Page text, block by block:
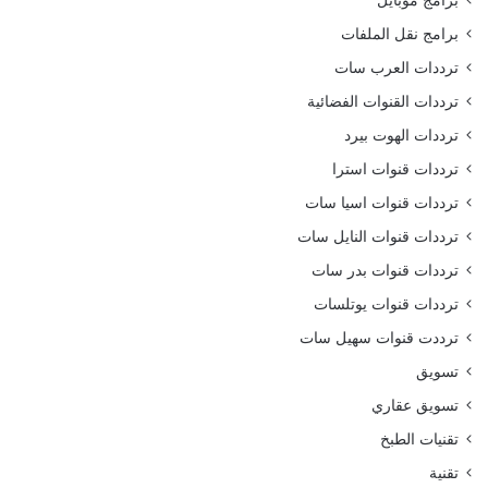
برامج نقل الملفات
ترددات العرب سات
ترددات القنوات الفضائية
ترددات الهوت بيرد
ترددات قنوات استرا
ترددات قنوات اسيا سات
ترددات قنوات النايل سات
ترددات قنوات بدر سات
ترددات قنوات يوتلسات
ترددت قنوات سهيل سات
تسويق
تسويق عقاري
تقنيات الطبخ
تقنية